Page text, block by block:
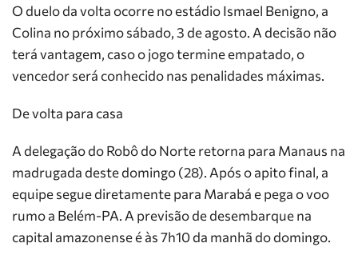
O duelo da volta ocorre no estádio Ismael Benigno, a
Colina no próximo sábado, 3 de agosto. A decisão não
terá vantagem, caso o jogo termine empatado, o
vencedor será conhecido nas penalidades máximas.
De volta para casa
A delegação do Robô do Norte retorna para Manaus na
madrugada deste domingo (28). Após o apito final, a
equipe segue diretamente para Marabá e pega o voo
rumo a Belém-PA. A previsão de desembarque na
capital amazonense é às 7h10 da manhã do domingo.